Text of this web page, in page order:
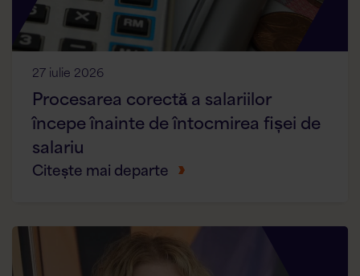
27 iulie 2026
Procesarea corectă a salariilor
începe înainte de întocmirea fișei de
salariu
Citește mai departe